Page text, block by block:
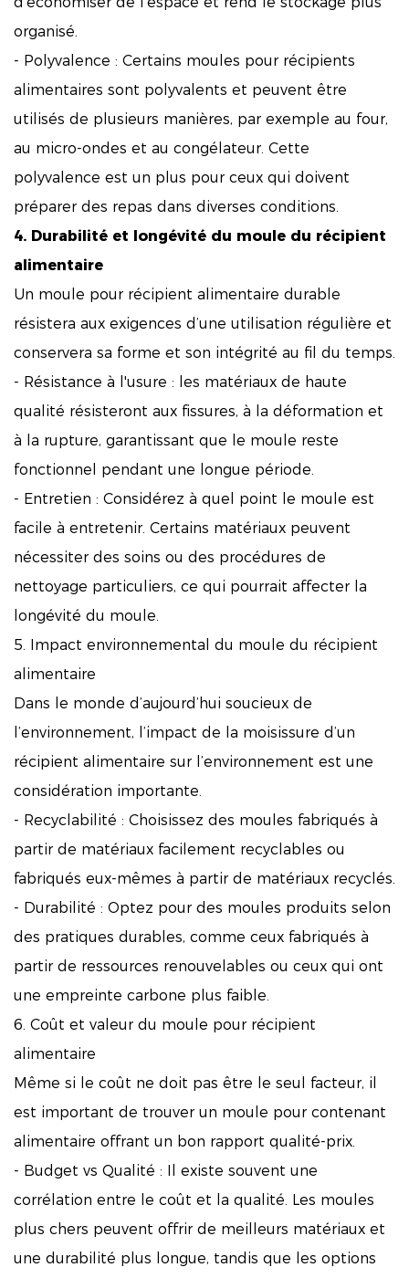
organisé.
- Polyvalence : Certains moules pour récipients
alimentaires sont polyvalents et peuvent être
utilisés de plusieurs manières, par exemple au four,
au micro-ondes et au congélateur. Cette
polyvalence est un plus pour ceux qui doivent
préparer des repas dans diverses conditions.
4. Durabilité et longévité du moule du récipient
alimentaire
Un moule pour récipient alimentaire durable
résistera aux exigences d’une utilisation régulière et
conservera sa forme et son intégrité au fil du temps.
- Résistance à l'usure : les matériaux de haute
qualité résisteront aux fissures, à la déformation et
à la rupture, garantissant que le moule reste
fonctionnel pendant une longue période.
- Entretien : Considérez à quel point le moule est
facile à entretenir. Certains matériaux peuvent
nécessiter des soins ou des procédures de
nettoyage particuliers, ce qui pourrait affecter la
longévité du moule.
5. Impact environnemental du moule du récipient
alimentaire
Dans le monde d’aujourd’hui soucieux de
l’environnement, l’impact de la moisissure d’un
récipient alimentaire sur l’environnement est une
considération importante.
- Recyclabilité : Choisissez des moules fabriqués à
partir de matériaux facilement recyclables ou
fabriqués eux-mêmes à partir de matériaux recyclés.
- Durabilité : Optez pour des moules produits selon
des pratiques durables, comme ceux fabriqués à
partir de ressources renouvelables ou ceux qui ont
une empreinte carbone plus faible.
6. Coût et valeur du moule pour récipient
alimentaire
Même si le coût ne doit pas être le seul facteur, il
est important de trouver un moule pour contenant
alimentaire offrant un bon rapport qualité-prix.
- Budget vs Qualité : Il existe souvent une
corrélation entre le coût et la qualité. Les moules
plus chers peuvent offrir de meilleurs matériaux et
une durabilité plus longue, tandis que les options